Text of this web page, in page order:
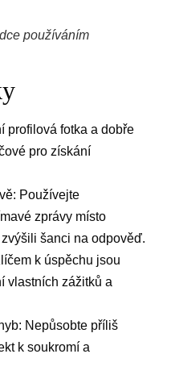
používáním
profilová fotka a dobře
pro získání
Používejte
zprávy místo
šanci na odpověď.
k úspěchu jsou
vlastních zážitků a
Nepůsobte příliš
k soukromí a